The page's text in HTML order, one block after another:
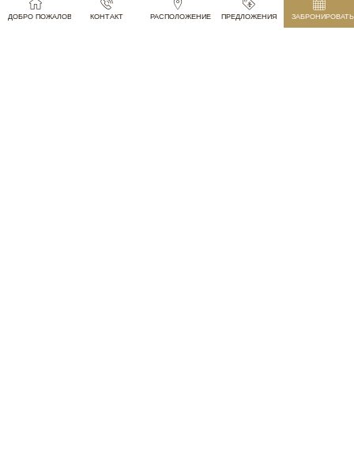
Стоимость парковки:49 EUR / 24 часа
ДОБРО ПОЖАЛОВАТЬ В ОТЕЛЬ ПАРИЖ ПРАГА
КОНТАКТ РАСПОЛОЖЕНИЕ ПРЕДЛОЖЕНИЯ ЗАБРОНИРОВАТЬ